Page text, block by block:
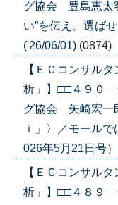
グ協会 豊島恵太
い”を伝え、選ば
('26/06/01) (0874)
【ＥＣコンサル
析」】□□４９０
グ協会 矢崎宏一
ｉ」〉／モール
026年5月21日号
【ＥＣコンサル
析」】□□４８９